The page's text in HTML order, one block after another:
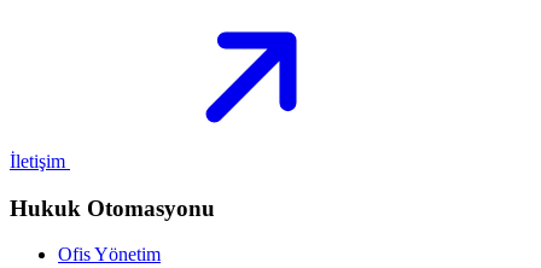
İletişim
Hukuk Otomasyonu
Ofis Yönetim